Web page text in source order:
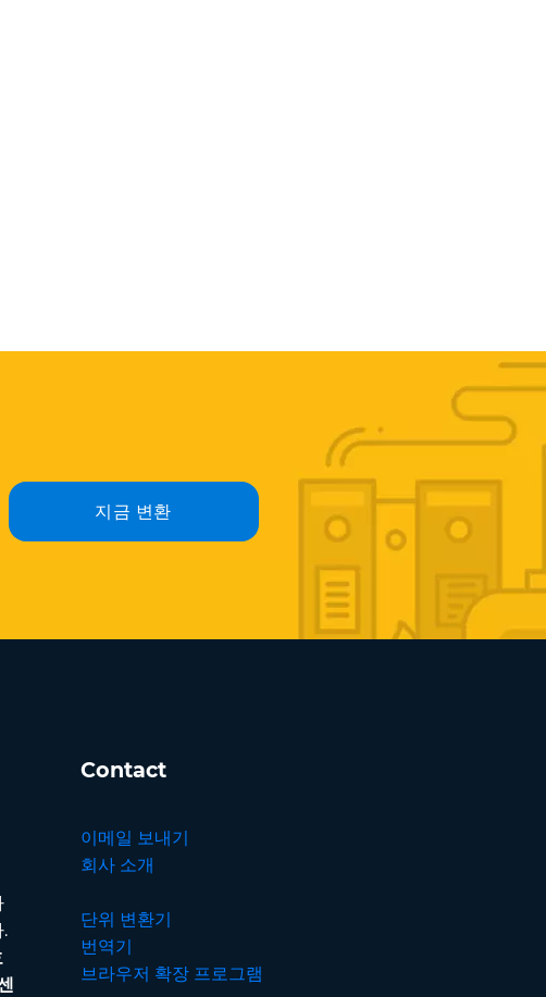
지금 변환
Contact
이메일 보내기
회사 소개
단위 변환기
번역기
브라우저 확장 프로그램